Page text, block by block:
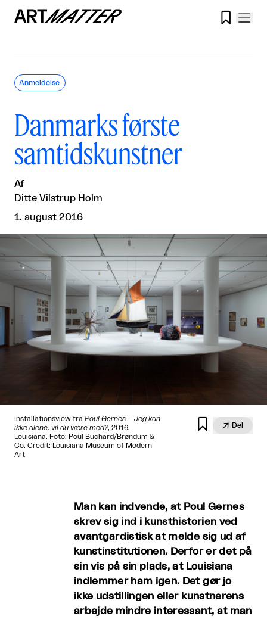

Danmarks første
samtidskunstner
Af
Ditte Vilstrup Holm
1. august 2016
Anmeldelse
Installationsview fra Poul Gernes – Jeg kan
ikke alene, vil du være med?, 2016,
Louisiana. Foto: Poul Buchard/Brøndum &
Co. Credit: Louisiana Museum of Modern
Art
  Del
Man kan indvende, at Poul Gernes
skrev sig ind i kunsthistorien ved
avantgardistisk at melde sig ud af
kunstinstitutionen. Derfor er det på
sin vis på sin plads, at Louisiana
indlemmer ham igen. Det gør jo
ikke udstillingen eller kunstnerens
arbejde mindre interessant, at man